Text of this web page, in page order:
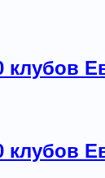
клубов
клубов